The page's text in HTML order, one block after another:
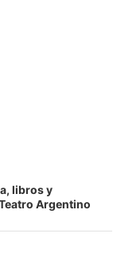
libros y
Argentino